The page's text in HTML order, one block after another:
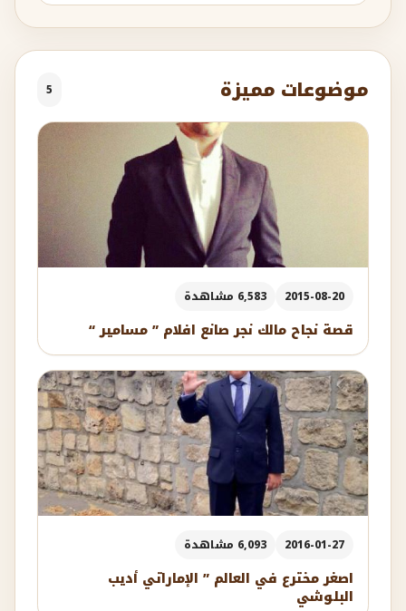
موضوعات مميزة 5
2015-08-20 6,583 مشاهدة
قصة نجاح مالك نجر صانع افلام ” مسامير “
2016-01-27 6,093 مشاهدة
اصغر مخترع في العالم ” الإماراتي أديب
البلوشي